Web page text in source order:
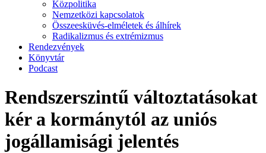
Közpolitika
Nemzetközi kapcsolatok
Összeesküvés-elméletek és álhírek
Radikalizmus és extrémizmus
Rendezvények
Könyvtár
Podcast
Rendszerszintű változtatásokat
kér a kormánytól az uniós
jogállamisági jelentés